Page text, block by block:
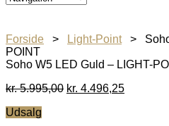
Forside > Light-Point> Soho
POINT
Soho W5 LED Guld – LIGHT-
kr.5.995,00 Den
kr. 4.496,25Den
Udsalg